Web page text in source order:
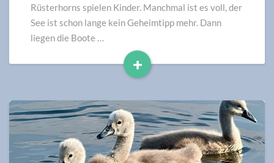
Rüsterhorns spielen Kinder. Manchmal ist es voll, der
See ist schon lange kein Geheimtipp mehr. Dann
liegen die Boote …
+
Read